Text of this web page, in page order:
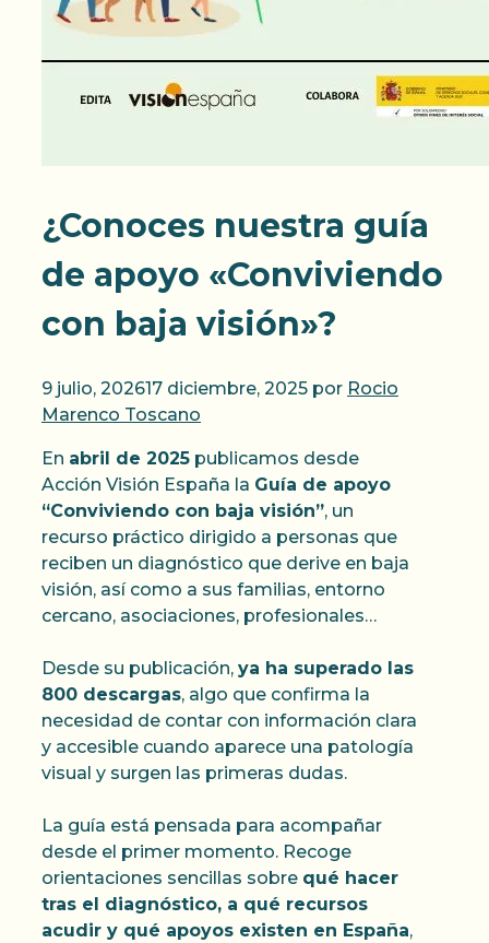
¿Conoces nuestra guía
de apoyo «Conviviendo
con baja visión»?
9 julio, 202617 diciembre, 2025 por Rocio
Marenco Toscano
En abril de 2025 publicamos desde
Acción Visión España la Guía de apoyo
“Conviviendo con baja visión”, un
recurso práctico dirigido a personas que
reciben un diagnóstico que derive en baja
visión, así como a sus familias, entorno
cercano, asociaciones, profesionales…
Desde su publicación, ya ha superado las
800 descargas, algo que confirma la
necesidad de contar con información clara
y accesible cuando aparece una patología
visual y surgen las primeras dudas.
La guía está pensada para acompañar
desde el primer momento. Recoge
orientaciones sencillas sobre qué hacer
tras el diagnóstico, a qué recursos
acudir y qué apoyos existen en España,